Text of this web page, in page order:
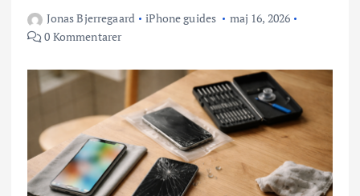
Jonas Bjerregaard iPhone guides
maj 16, 2026
0 Kommentarer